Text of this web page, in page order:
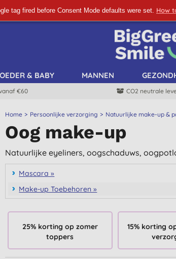
tag fired before Consent Mode defaults were set. How
SCHRIJF ME IN!
& BABY MANNEN
€60 CO2 neutrale
Home Persoonlijke verzorging Natuurlijke make-up &
Oog make-up
Natuurlijke eyeliners, oogschaduws,
Mascara »
Make-up Toebehoren »
25% korting op zomer
toppers
15% korting